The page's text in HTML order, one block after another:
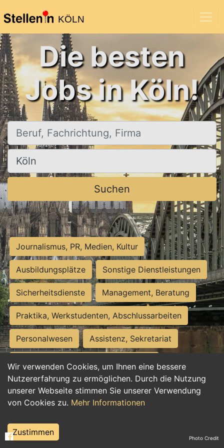
KÖLN
Wir verwenden Cookies, um Ihnen eine bessere
Nutzererfahrung zu ermöglichen. Durch die Nutzung
unserer Webseite stimmen Sie unserer Verwendung
von Cookies zu. Mehr Informationen
Zustimmen
Die besten
Jobs in Köln!
Beruf, Fachrichtung, Firma
Ort, Stadt
Suchen
Journalismus, PR, Medien, Kultur
Ausbildungsplätze Sonstige Dienstleistungen
Sicherheitsdienste Management, Beratung
Praktika, Werkstudenten, Abschlussarbeiten
Personalwesen Assistenz, Sekretariat
Hilfskräfte, Aushilfs- und Nebenjobs
Einkauf, Logistik, Materialwirtschaft
Weiterbildung, Studium, duale Ausbildung
Tourismus
Photo Credit